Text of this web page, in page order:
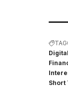
Short